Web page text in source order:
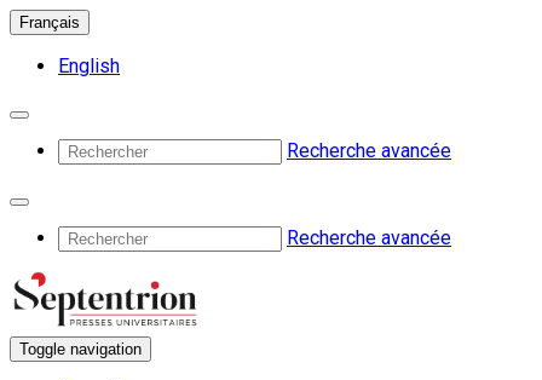
Français
English
Recherche avancée
Recherche avancée
Toggle navigation